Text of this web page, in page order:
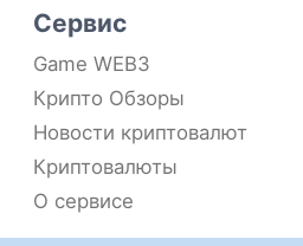
Сервис
Game WEB3
Крипто Обзоры
Новости криптовалют
Криптовалюты
О сервисе